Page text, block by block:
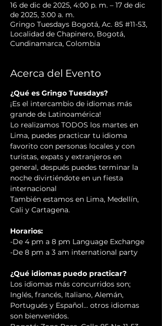
16 de dic de 2025, 4:00 p. m. – 17 de dic
de 2025, 3:00 a. m.
Gringo Tuesdays Bogotá, Ac. 85 #11-53,
Localidad de Chapinero, Bogotá,
Cundinamarca, Colombia
Acerca del Evento
¿Qué es Gringo Tuesdays?
¡Es el intercambio de idiomas más
grande de Latinoamérica!
Lo realizamos TODOS los martes en
Lima, puedes practicar tu idioma
favorito con personas locales y con
turistas, expats y extranjeros en
general, después puedes terminar la
noche divirtiéndote en un fiesta
internacional
También estamos en Lima, Medellín,
Cali y Cartagena.
Horarios:
-De 4 pm a 8 pm Language Exchange
-De 8 pm a 3 am international party
¿Qué idiomas puedo practicar?
Los idiomas más concurridos son;
Inglés, francés, Italiano, Alemán,
Portugués y Español... otros idiomas
son bienvenidos.